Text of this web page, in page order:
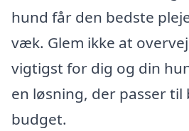
hund får den bedste
væk. Glem ikke at
vigtigst for dig og din
en løsning, der passer til
budget.